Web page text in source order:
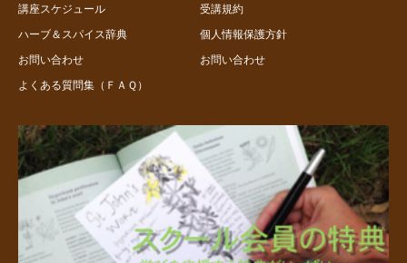
講座スケジュール
ハーブ＆スパイス辞典
お問い合わせ
よくある質問集（ＦＡＱ）
受講規約
個人情報保護方針
お問い合わせ